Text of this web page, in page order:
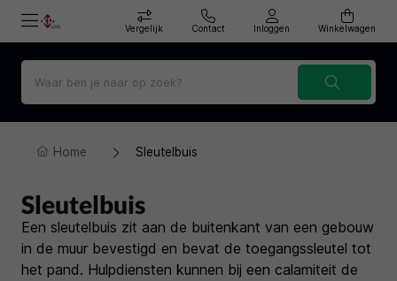
Vergelijk Contact Inloggen Winkelwagen
Home Sleutelbuis
Sleutelbuis
Een sleutelbuis zit aan de buitenkant van een gebouw
in de muur bevestigd en bevat de toegangssleutel tot
het pand. Hulpdiensten kunnen bij een calamiteit de